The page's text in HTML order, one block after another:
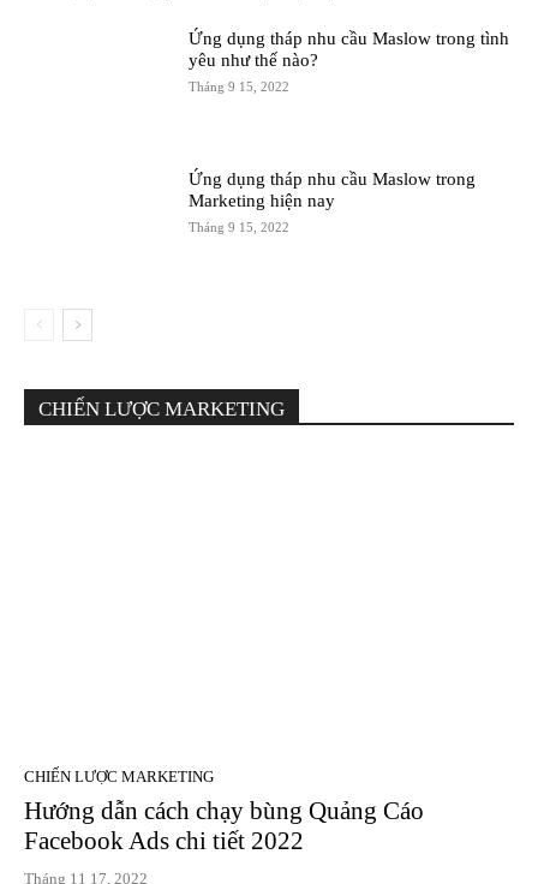
Ứng dụng tháp nhu cầu Maslow trong tình
yêu như thế nào?
Tháng 9 15, 2022
Ứng dụng tháp nhu cầu Maslow trong
Marketing hiện nay
Tháng 9 15, 2022
CHIẾN LƯỢC MARKETING
CHIẾN LƯỢC MARKETING
Hướng dẫn cách chạy bùng Quảng Cáo
Facebook Ads chi tiết 2022
Tháng 11 17, 2022